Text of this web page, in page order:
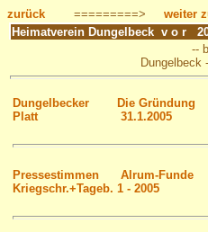
zurück =========> weiter
Heimatverein Dungelbeck v o r
--
Dungelbeck
Dungelbecker
Platt
Die Gründung
31.1.2005
Pressestimmen
Kriegschr.+Tageb.
Alrum-Funde
1 - 2005